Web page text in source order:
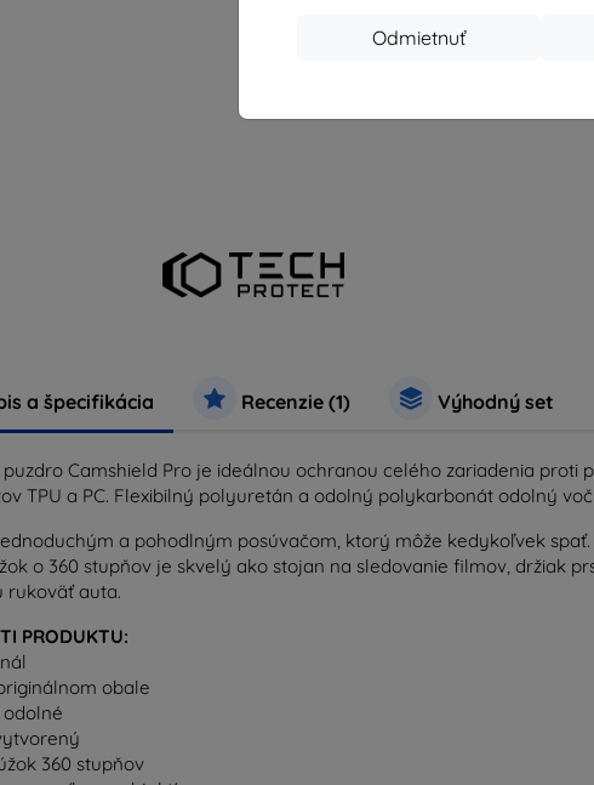
Odmietnuť
a špecifikácia Recenzie (1) Výhodný set
Camshield Pro je ideálnou ochranou celého zariadenia
TPU a PC. Flexibilný polyuretán a odolný polykarbonát odolný
a pohodlným posúvačom, ktorý môže kedykoľvek
o 360 stupňov je skvelý ako stojan na sledovanie filmov, držiak
rukoväť auta.
PRODUKTU:
obale
360 stupňov